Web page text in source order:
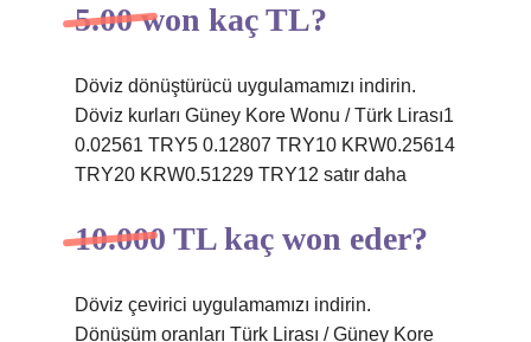
5.00 won kaç TL?
Döviz dönüştürücü uygulamamızı indirin.
Döviz kurları Güney Kore Wonu / Türk Lirası1
0.02561 TRY5 0.12807 TRY10 KRW0.25614
TRY20 KRW0.51229 TRY12 satır daha
10.000 TL kaç won eder?
Döviz çevirici uygulamamızı indirin.
Dönüşüm oranları Türk Lirası / Güney Kore